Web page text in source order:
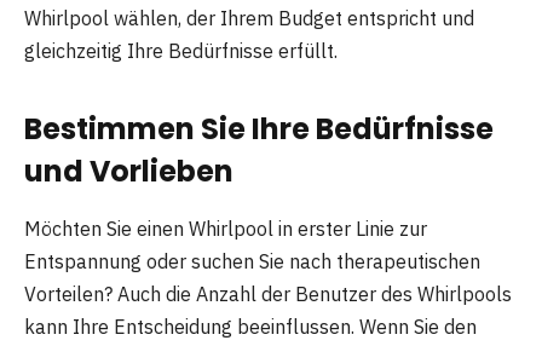
Whirlpool wählen, der Ihrem Budget entspricht und
gleichzeitig Ihre Bedürfnisse erfüllt.
Bestimmen Sie Ihre Bedürfnisse
und Vorlieben
Möchten Sie einen Whirlpool in erster Linie zur
Entspannung oder suchen Sie nach therapeutischen
Vorteilen? Auch die Anzahl der Benutzer des Whirlpools
kann Ihre Entscheidung beeinflussen. Wenn Sie den